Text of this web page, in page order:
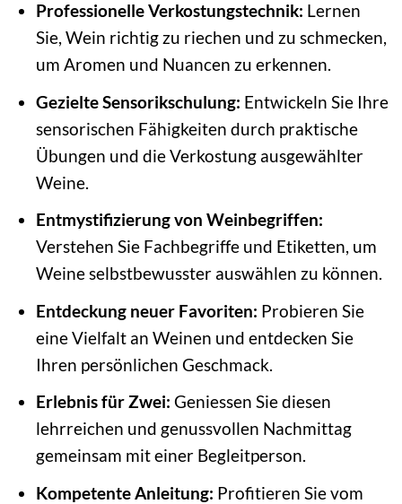
Professionelle Verkostungstechnik: Lernen
Sie, Wein richtig zu riechen und zu schmecken,
um Aromen und Nuancen zu erkennen.
Gezielte Sensorikschulung: Entwickeln Sie Ihre
sensorischen Fähigkeiten durch praktische
Übungen und die Verkostung ausgewählter
Weine.
Entmystifizierung von Weinbegriffen:
Verstehen Sie Fachbegriffe und Etiketten, um
Weine selbstbewusster auswählen zu können.
Entdeckung neuer Favoriten: Probieren Sie
eine Vielfalt an Weinen und entdecken Sie
Ihren persönlichen Geschmack.
Erlebnis für Zwei: Geniessen Sie diesen
lehrreichen und genussvollen Nachmittag
gemeinsam mit einer Begleitperson.
Kompetente Anleitung: Profitieren Sie vom